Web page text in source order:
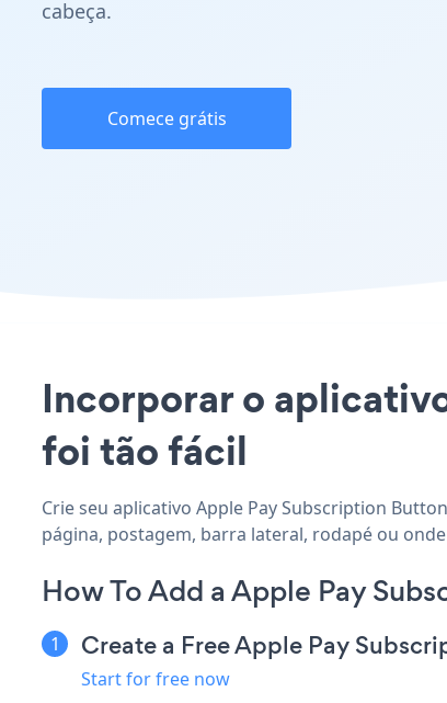
cabeça.
Comece grátis
Incorporar o
foi tão fácil
Crie seu aplicativo Apple Pay Subscription
página, postagem, barra lateral, rodapé ou
How To Add a Apple Pay
Create a Free Apple Pay
Start for free now